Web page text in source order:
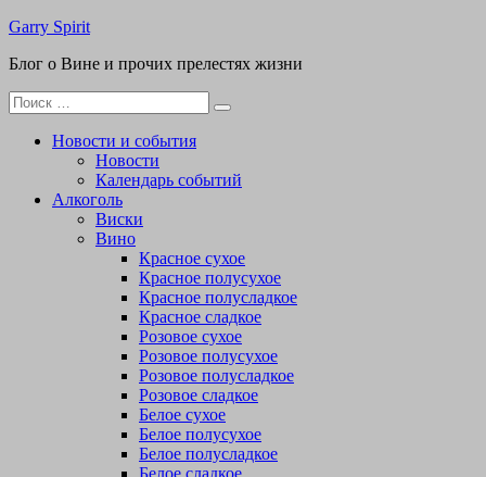
Перейти
содержимому
Garry Spirit
Блог о Вине и прочих прелестях жизни
Поиск
для:
Новости и события
Новости
Календарь событий
Алкоголь
Виски
Вино
Красное сухое
Красное полусухое
Красное полусладкое
Красное сладкое
Розовое сухое
Розовое полусухое
Розовое полусладкое
Розовое сладкое
Белое сухое
Белое полусухое
Белое полусладкое
Белое сладкое